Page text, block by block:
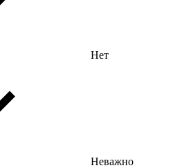
Нет
Неважно